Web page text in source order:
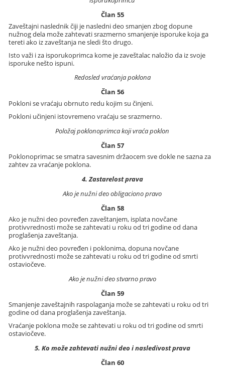
Član 55
Zaveštajni naslednik čiji je nasledni deo smanjen zbog dopune
nužnog dela može zahtevati srazmerno smanjenje isporuke koja ga
tereti ako iz zaveštanja ne sledi što drugo.
Isto važi i za isporukoprimca kome je zaveštalac naložio da iz svoje
isporuke nešto ispuni.
Redosled vraćanja poklona
Član 56
Pokloni se vraćaju obrnuto redu kojim su činjeni.
Pokloni učinjeni istovremeno vraćaju se srazmerno.
Položaj poklonoprimca koji vraća poklon
Član 57
Poklonoprimac se smatra savesnim držaocem sve dokle ne sazna za
zahtev za vraćanje poklona.
4. Zastarelost prava
Ako je nužni deo obligaciono pravo
Član 58
Ako je nužni deo povređen zaveštanjem, isplata novčane
protivvrednosti može se zahtevati u roku od tri godine od dana
proglašenja zaveštanja.
Ako je nužni deo povređen i poklonima, dopuna novčane
protivvrednosti može se zahtevati u roku od tri godine od smrti
ostaviočeve.
Ako je nužni deo stvarno pravo
Član 59
Smanjenje zaveštajnih raspolaganja može se zahtevati u roku od tri
godine od dana proglašenja zaveštanja.
Vraćanje poklona može se zahtevati u roku od tri godine od smrti
ostaviočeve.
5. Ko može zahtevati nužni deo i nasledivost prava
Član 60